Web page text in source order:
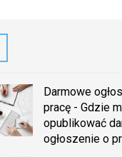
Darmowe
pracę - Gdzie
opublikować
ogłoszenie o